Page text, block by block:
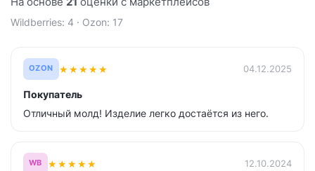
Wildberries: 4 · Ozon: 17
OZON ★★★★★ 04.12.2025
Покупатель
Отличный молд! Изделие легко достаётся из него.
WB ★★★★★ 12.10.2024